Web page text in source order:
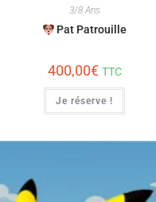
3/8 Ans
Pat Patrouille
400,00€ TTC
Je réserve !